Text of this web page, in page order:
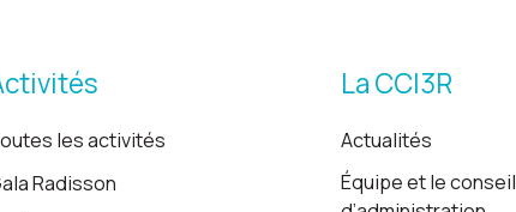
les activités
Radisson
La CCI3R
Actualités
Équipe et le conseil